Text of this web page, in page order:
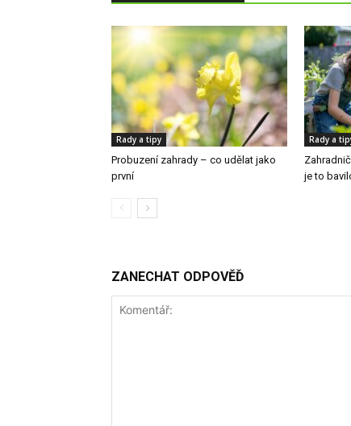
Rady a tipy
Probuzení zahrady – co udělat jako
první
Rady a
je to
ZANECHAT ODPOVĚĎ